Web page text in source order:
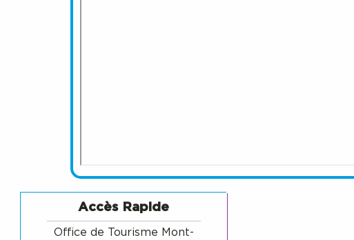
Accès Rapide
Office de Tourisme Mont-